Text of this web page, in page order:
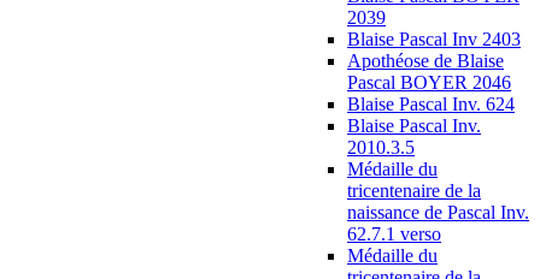
2039
Blaise Pascal Inv 2403
Apothéose de Blaise
Pascal BOYER 2046
Blaise Pascal Inv. 624
Blaise Pascal Inv.
2010.3.5
Médaille du
tricentenaire de la
naissance de Pascal Inv.
62.7.1 verso
Médaille du